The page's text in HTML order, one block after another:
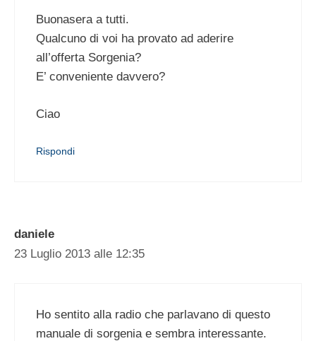
Buonasera a tutti.
Qualcuno di voi ha provato ad aderire
all’offerta Sorgenia?
E’ conveniente davvero?
Ciao
Rispondi
daniele
23 Luglio 2013 alle 12:35
Ho sentito alla radio che parlavano di questo
manuale di sorgenia e sembra interessante.